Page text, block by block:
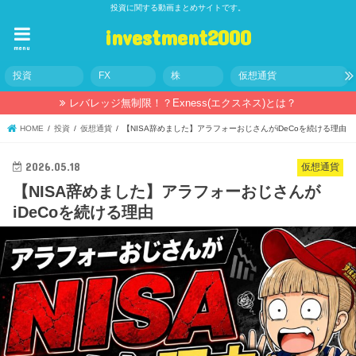
投資に関する動画まとめサイトです。
investment2000
menu
投資 FX 株 仮想通貨
レバレッジ無制限！？Exness(エクスネス)とは？
HOME 投資 仮想通貨 【NISA辞めました】アラフォーおじさんがiDeCoを続ける理由
仮想通貨
2026.05.18
【NISA辞めました】アラフォーおじさんが
iDeCoを続ける理由